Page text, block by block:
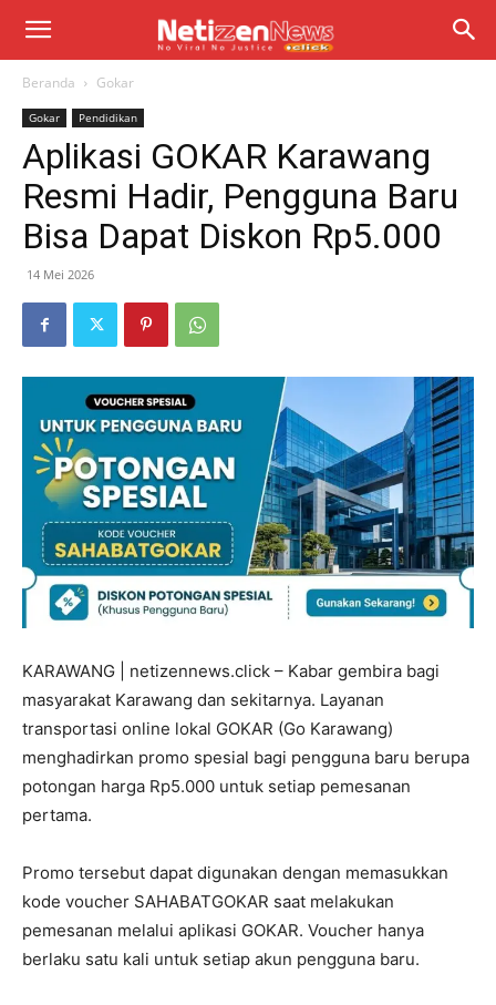
Beranda Gokar
Gokar Pendidikan
Aplikasi GOKAR Karawang
Resmi Hadir, Pengguna Baru
Bisa Dapat Diskon Rp5.000
14 Mei 2026
KARAWANG | netizennews.click – Kabar gembira bagi
masyarakat Karawang dan sekitarnya. Layanan
transportasi online lokal GOKAR (Go Karawang)
menghadirkan promo spesial bagi pengguna baru berupa
potongan harga Rp5.000 untuk setiap pemesanan
pertama.
Promo tersebut dapat digunakan dengan memasukkan
kode voucher SAHABATGOKAR saat melakukan
pemesanan melalui aplikasi GOKAR. Voucher hanya
berlaku satu kali untuk setiap akun pengguna baru.